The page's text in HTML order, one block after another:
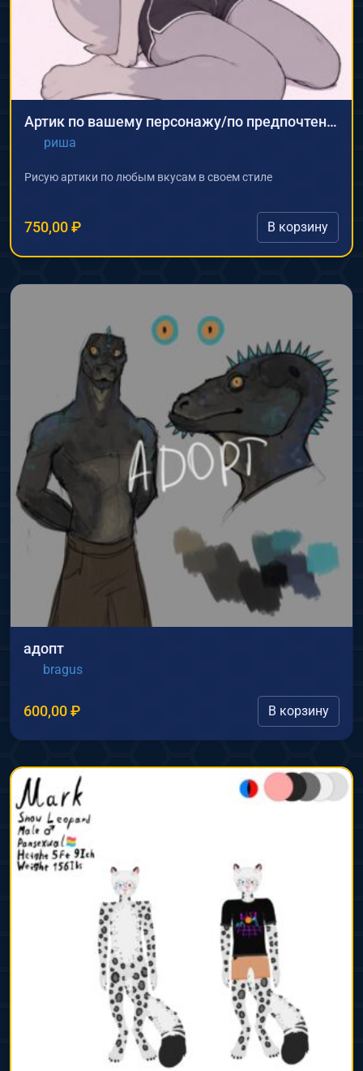
Артик по вашему персонажу/по предпочтениям
риша
Рисую артики по любым вкусам в своем стиле
750,00₽ В корзину
адопт
bragus
600,00₽ В корзину